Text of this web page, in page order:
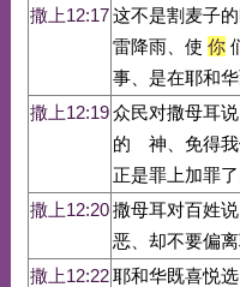
撒上12:17这不是割麦子
雷降雨、使 你
事、是在耶和华
撒上12:19众民对撒母耳
的 神、免得我
正是罪上加罪了
撒上12:20撒母耳对百姓
恶、却不要偏
撒上12:22耶和华既喜悦选